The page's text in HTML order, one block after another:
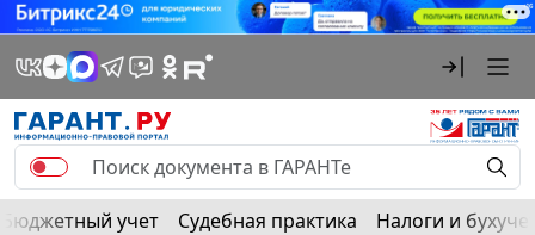
Бюджетный учет Судебная практика Налоги и